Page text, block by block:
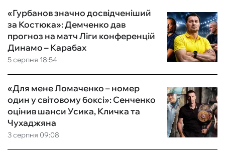
5 серпня 18:54
«Гурбанов значно досвідченіший
за Костюка»: Демченко дав
прогноз на матч Ліги конференцій
Динамо – Карабах
3 серпня 09:08
«Для мене Ломаченко – номер
один у світовому боксі»: Сенченко
оцінив шанси Усика, Кличка та
Чухаджяна